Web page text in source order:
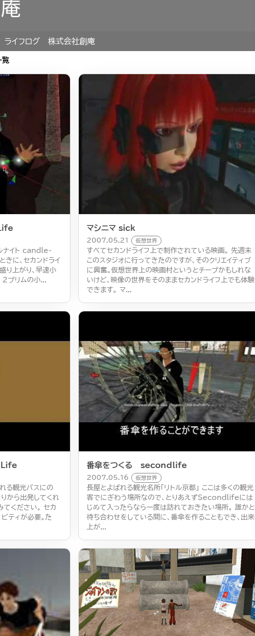
ライフログ 株式会社創庵
覧
ナイト candle-
に、セカンドライ
り上がり、早速小
プリムの小...
マシニマ sick
2007.05.21 仮想世界
すべてセカンドライフ上で制作されている映画。 先週末
このスタジオに行ってきたのですが、そのクリエイティブ
に興奮。仮想世界上の映画村というとチープかもしれな
いけど、映像の世界をそのままセカンドライフ上でも体験
できます。 マ...
Life
る観光バスにの
から出発してくれ
てください。 セカ
ビティが必要。た
番傘をつくる secondlife
2007.05.16 仮想世界
長屋とよばれる観光名所「リトル京都」 ここは多くの観光
客でにぎわう場所なので、とりあえずSecondlifeには
じめて入ったらなら一度は訪れておきたい場所。 誰かと
待ち合わせをしている間に、番傘を作ることもでき、出来
上が...